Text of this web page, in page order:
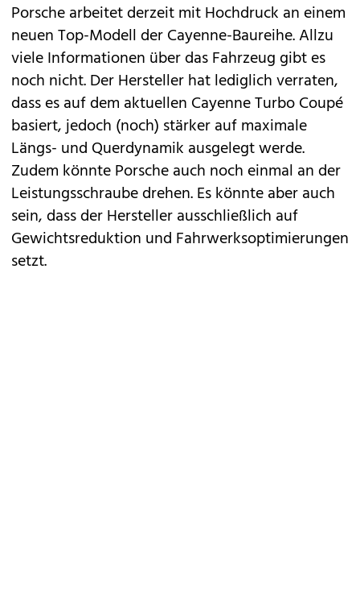
Porschearbeitet derzeit mit Hochdruck an einem
neuen Top-Modell derCayenne-Baureihe. Allzu
viele Informationen über das Fahrzeug gibt es
noch nicht. Der Hersteller hat lediglich verraten,
dass es auf dem aktuellen Cayenne Turbo Coupé
basiert, jedoch (noch) stärker auf maximale
Längs- und Querdynamik ausgelegt werde.
Zudem könnte Porsche auch noch einmal an der
Leistungsschraube drehen. Es könnte aber auch
sein, dass der Hersteller ausschließlich auf
Gewichtsreduktion und Fahrwerksoptimierungen
setzt.